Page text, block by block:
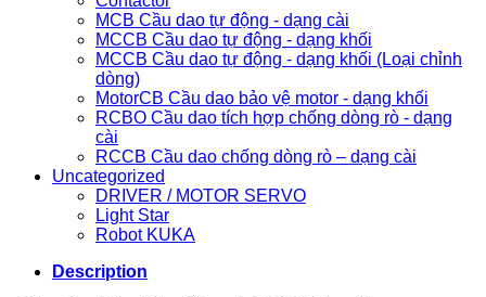
MCB Cầu dao tự động - dạng cài
MCCB Cầu dao tự động - dạng khối
MCCB Cầu dao tự động - dạng khối (Loại chỉnh
dòng)
MotorCB Cầu dao bảo vệ motor - dạng khối
RCBO Cầu dao tích hợp chống dòng rò - dạng
cài
RCCB Cầu dao chống dòng rò – dạng cài
Uncategorized
DRIVER / MOTOR SERVO
Light Star
Robot KUKA
Description